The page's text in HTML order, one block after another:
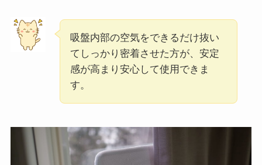
吸盤内部の空気をできるだけ抜い
てしっかり密着させた方が、安定
感が高まり安心して使用できま
す。